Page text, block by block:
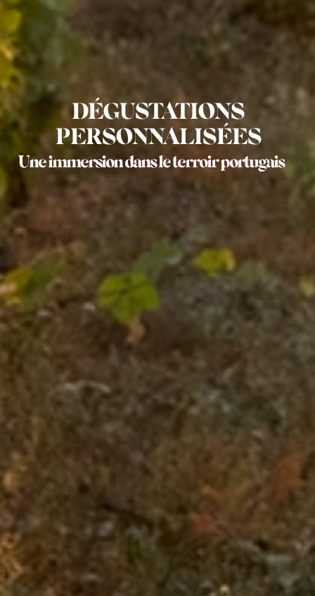
DÉGUSTATIONS
PERSONNALISÉES
Uneimmersiondansleterroirportugais